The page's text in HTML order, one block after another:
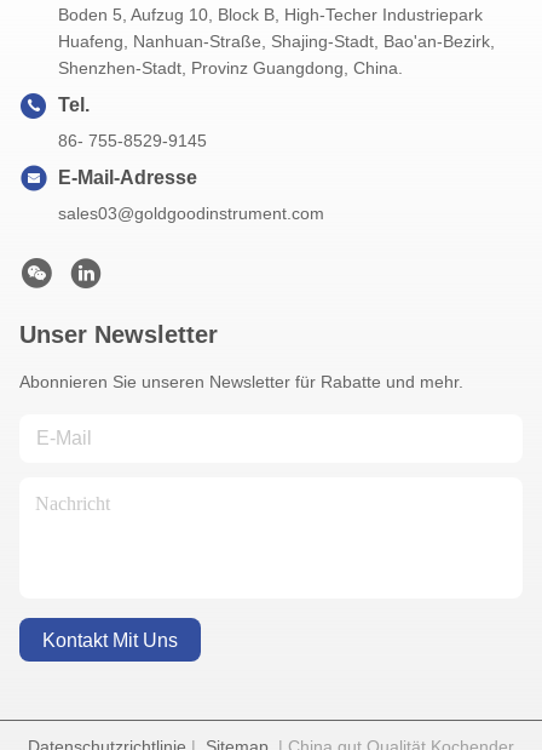
Boden 5, Aufzug 10, Block B, High-Techer Industriepark
Huafeng, Nanhuan-Straße, Shajing-Stadt, Bao'an-Bezirk,
Shenzhen-Stadt, Provinz Guangdong, China.
Tel.
86- 755-8529-9145
E-Mail-Adresse
sales03@goldgoodinstrument.com
Unser Newsletter
Abonnieren Sie unseren Newsletter für Rabatte und mehr.
Kontakt Mit Uns